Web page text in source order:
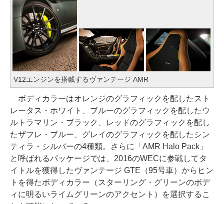
V12エンジンを搭載するヴァンテージ AMR
ボディカラーはオレンジのグラフィックを配したスト
レータス・ホワイト、ブルーのグラフィックを配したウ
ルトラマリン・ブラック、レッドのグラフィックを配し
たザフレ・ブルー、グレイのグラフィックを配したシン
ティラ・シルバーの4種類。さらに「AMR Halo Pack」
と呼ばれるパッケージでは、2016のWECに参戦してタ
イトルを獲得したヴァンテージ GTE（95号車）からヒン
トを得たボディカラー（スターリング・グリーンのボデ
ィに明るいライムグリーンのアクセント）を選択するこ